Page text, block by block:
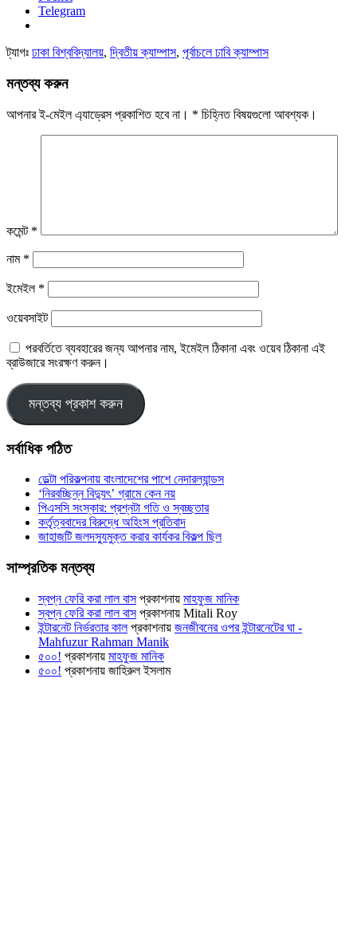
Telegram
ট্যাগঃ ঢাকা বিশ্ববিদ্যালয়, দ্বিতীয় ক্যাম্পাস, পূর্বাচলে ঢাবি ক্যাম্পাস
মন্তব্য করুন
আপনার ই-মেইল এ্যাড্রেস প্রকাশিত হবে না। * চিহ্নিত বিষয়গুলো আবশ্যক।
কমেন্ট *
নাম *
ইমেইল *
ওয়েবসাইট
পরবর্তিতে ব্যবহারের জন্য আপনার নাম, ইমেইল ঠিকানা এবং ওয়েব ঠিকানা এই
ব্রাউজারে সংরক্ষণ করুন।
সর্বাধিক পঠিত
ডেল্টা পরিকল্পনায় বাংলাদেশের পাশে নেদারল্যান্ডস
‘নিরবচ্ছিন্ন বিদ্যুৎ’ গ্রামে কেন নয়
পিএসসি সংস্কার: প্রশ্নটা গতি ও স্বচ্ছতার
কর্তৃত্ববাদের বিরুদ্ধে অহিংস প্রতিবাদ
জাহাজটি জলদস্যুমুক্ত করার কার্যকর বিকল্প ছিল
সাম্প্রতিক মন্তব্য
স্বপ্ন ফেরি করা লাল বাসপ্রকাশনায় মাহফুজ মানিক
স্বপ্ন ফেরি করা লাল বাসপ্রকাশনায় Mitali Roy
ইন্টারনেট নির্ভরতার কালপ্রকাশনায় জনজীবনের ওপর ইন্টারনেটের ঘা -
Mahfuzur Rahman Manik
৫০০! প্রকাশনায় মাহফুজ মানিক
৫০০! প্রকাশনায় জাহিরুল ইসলাম